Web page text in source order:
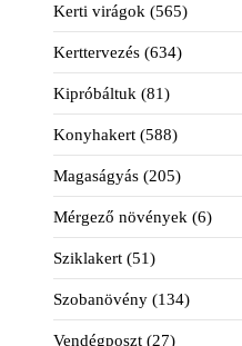
Kerti virágok (565)
Kerttervezés (634)
Kipróbáltuk (81)
Konyhakert (588)
Magaságyás (205)
Mérgező növények (6)
Sziklakert (51)
Szobanövény (134)
Vendégposzt (27)